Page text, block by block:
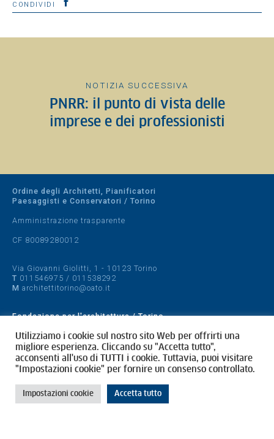
CONDIVIDI
NOTIZIA SUCCESSIVA
PNRR: il punto di vista delle
imprese e dei professionisti
Ordine degli Architetti, Pianificatori
Paesaggisti e Conservatori / Torino
Amministrazione trasparente
CF 80089280012
Via Giovanni Giolitti, 1 - 10123 Torino
T 011546975 / 011538292
M architettitorino@oato.it
Fondazione per l'architettura / Torino
Designed by quattrolinee.it
Cookie Policy
Privacy Policy
Utilizziamo i cookie sul nostro sito Web per offrirti una
migliore esperienza. Cliccando su "Accetta tutto",
acconsenti all'uso di TUTTI i cookie. Tuttavia, puoi visitare
"Impostazioni cookie" per fornire un consenso controllato.
Impostazioni cookie Accetta tutto